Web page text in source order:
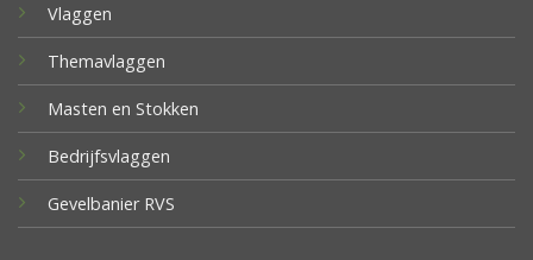
Vlaggen
Themavlaggen
Masten en Stokken
Bedrijfsvlaggen
Gevelbanier RVS